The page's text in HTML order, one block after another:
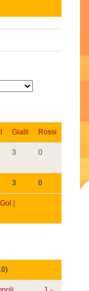
Gialli Rossi
3 0
3 0
Gol